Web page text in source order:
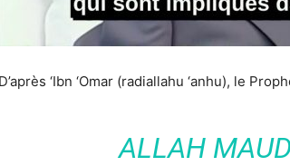
D’après ‘Ibn ‘Omar (radiallahu ‘anhu), le
ALLAH